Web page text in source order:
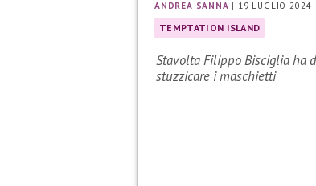
ANDREA SANNA | 19 LUGLIO 2024
TEMPTATION ISLAND
Stavolta Filippo Bisciglia ha
stuzzicare i maschietti